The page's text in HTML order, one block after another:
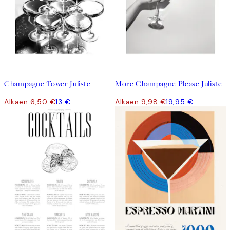
Champagne Tower Juliste
Alkaen 6,50 €13 €
More Champagne Please Juliste
Alkaen 9,98 €19,95 €